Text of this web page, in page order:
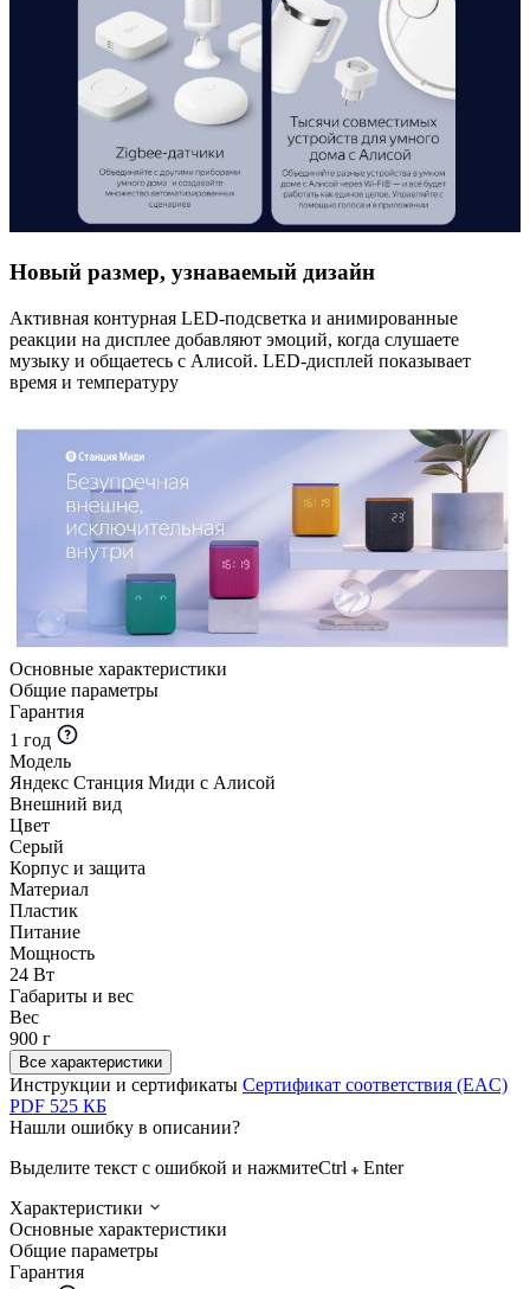
Новый размер, узнаваемый дизайн
Активная контурная LED-подсветка и анимированные
реакции на дисплее добавляют эмоций, когда слушаете
музыку и общаетесь с Алисой. LED-дисплей показывает
время и температуру
Основные характеристики
Общие параметры
Гарантия
1 год
Модель
Яндекс Станция Миди с Алисой
Внешний вид
Цвет
Серый
Корпус и защита
Материал
Пластик
Питание
Мощность
24 Вт
Габариты и вес
Вес
900 г
Все характеристики
Инструкции и сертификаты Сертификат соответствия (EAC)
PDF 525 КБ
Нашли ошибку в описании?
Выделите текст с ошибкой и нажмитеCtrl
Enter
Характеристики
Основные характеристики
Общие параметры
Гарантия